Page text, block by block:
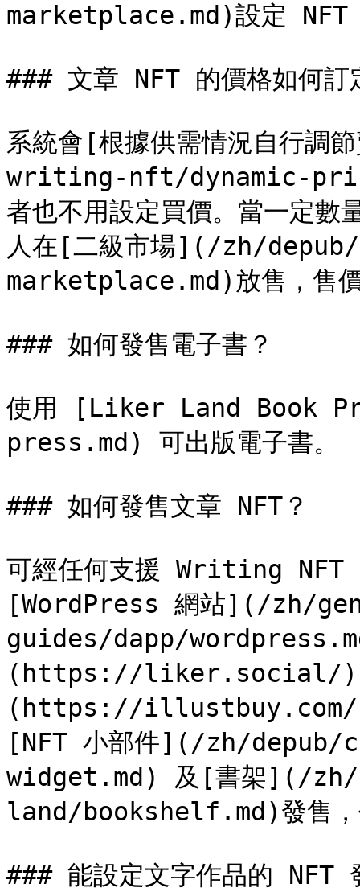
marketplace.md)設定 NFT
### 文章 NFT 的價格如何訂
系統會[根據供需情況自行
writing-nft/dynamic-
者也不用設定買價。當一定數
人在[二級市場](/zh/
marketplace.md)放售，售
### 如何發售電子書？
使用 [Liker Land Book
press.md) 可出版電子書。
### 如何發售文章 NFT？
可經任何支援 Writing NFT
[WordPress 網站](/zh/
guides/dapp/
(https://liker.social/
(https://illustbuy.com/)
[NFT 小部件](/zh/
widget.md) 及[書架](/
land/bookshelf.md)發售，
### 能設定文字作品的 NFT